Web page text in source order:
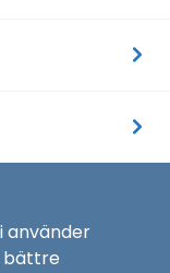
använder
bättre